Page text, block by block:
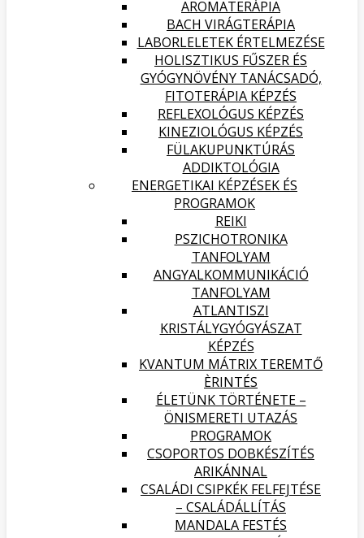
AROMATERÁPIA
BACH VIRÁGTERÁPIA
LABORLELETEK ÉRTELMEZÉSE
HOLISZTIKUS FŰSZER ÉS
GYÓGYNÖVÉNY TANÁCSADÓ,
FITOTERÁPIA KÉPZÉS
REFLEXOLÓGUS KÉPZÉS
KINEZIOLÓGUS KÉPZÉS
FÜLAKUPUNKTÚRÁS
ADDIKTOLÓGIA
ENERGETIKAI KÉPZÉSEK ÉS
PROGRAMOK
REIKI
PSZICHOTRONIKA
TANFOLYAM
ANGYALKOMMUNIKÁCIÓ
TANFOLYAM
ATLANTISZI
KRISTÁLYGYÓGYÁSZAT
KÉPZÉS
KVANTUM MÁTRIX TEREMTŐ
ÈRINTÉS
ÉLETÜNK TÖRTÉNETE –
ÖNISMERETI UTAZÁS
PROGRAMOK
CSOPORTOS DOBKÉSZÍTÉS
ARIKÁNNAL
CSALÁDI CSIPKÉK FELFEJTÉSE
– CSALÁDÁLLÍTÁS
MANDALA FESTÉS